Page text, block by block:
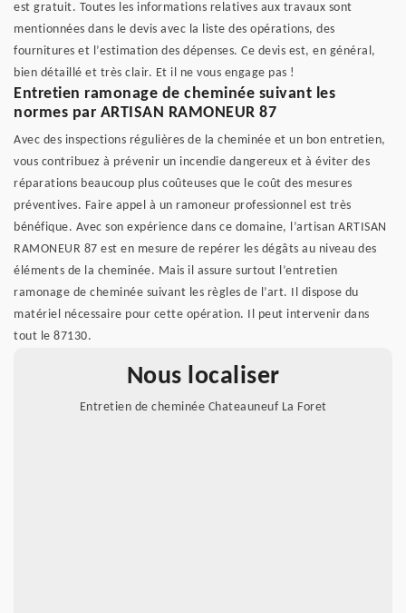
est gratuit. Toutes les informations relatives aux travaux sont
mentionnées dans le devis avec la liste des opérations, des
fournitures et l’estimation des dépenses. Ce devis est, en général,
bien détaillé et très clair. Et il ne vous engage pas !
Entretien ramonage de cheminée suivant les
normes par ARTISAN RAMONEUR 87
Avec des inspections régulières de la cheminée et un bon entretien,
vous contribuez à prévenir un incendie dangereux et à éviter des
réparations beaucoup plus coûteuses que le coût des mesures
préventives. Faire appel à un ramoneur professionnel est très
bénéfique. Avec son expérience dans ce domaine, l’artisan ARTISAN
RAMONEUR 87 est en mesure de repérer les dégâts au niveau des
éléments de la cheminée. Mais il assure surtout l’entretien
ramonage de cheminée suivant les règles de l’art. Il dispose du
matériel nécessaire pour cette opération. Il peut intervenir dans
tout le 87130.
Nous localiser
Entretien de cheminée Chateauneuf La Foret